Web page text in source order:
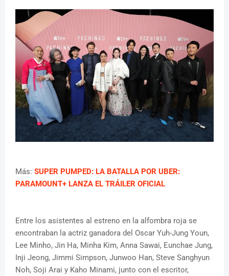
Más: SUPER PUMPED: LA BATALLA POR UBER:
PARAMOUNT+ LANZA EL TRÁILER OFICIAL
Entre los asistentes al estreno en la alfombra roja se
encontraban la actriz ganadora del Oscar Yuh-Jung Youn,
Lee Minho, Jin Ha, Minha Kim, Anna Sawai, Eunchae Jung,
Inji Jeong, Jimmi Simpson, Junwoo Han, Steve Sanghyun
Noh, Soji Arai y Kaho Minami, junto con el escritor,